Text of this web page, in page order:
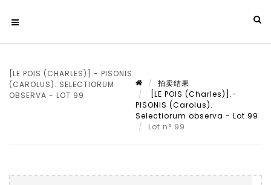
[LE POIS (CHARLES)].- PISONIS
(CAROLUS). SELECTIORUM
OBSERVA - LOT 99
拍卖结果
[LE POIS (Charles)].-
PISONIS (Carolus).
Selectiorum observa - Lot 99
Lot n° 99